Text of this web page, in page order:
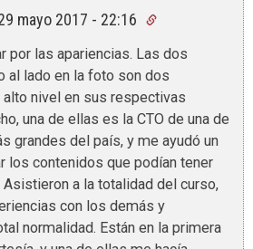
mayo 2017 - 22:16
por las apariencias. Las dos
al lado en la foto son dos
nivel en sus respectivas
una de ellas es la CTO de una de
grandes del país, y me ayudó un
los contenidos que podían tener
a la totalidad del curso,
con los demás y
normalidad. Están en la primera